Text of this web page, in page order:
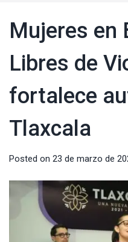
Mujeres en
Libres de
fortalece
Tlaxcala
Posted on 23 de marzo de